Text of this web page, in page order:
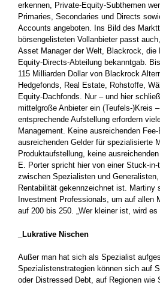
erkennen, Private-Equity-Subthemen
Primaries, Secondaries und Directs
Accounts angeboten. Ins Bild des
börsengelisteten Vollanbieter passt
Asset Manager der Welt, Blackrock, die
Equity-Directs-Abteilung bekanntgab.
115 Milliarden Dollar von Blackrock
Hedgefonds, Real Estate, Rohstoffe,
Equity-Dachfonds. Nur – und hier
mittelgroße Anbieter ein (Teufels-)Kreis
entsprechende Aufstellung erfordern
Management. Keine ausreichenden
ausreichenden Gelder für spezialisierte
Produktaufstellung, keine
E. Porter spricht hier von einer Stuck-
zwischen Spezialisten und
Rentabilität gekennzeichnet ist. Martiny
Investment Professionals, um auf allen
auf 200 bis 250. „Wer kleiner ist, wird es
_Lukrative Nischen
Außer man hat sich als Spezialist
Spezialistenstrategien können sich auf
oder Distressed Debt, auf Regionen wie